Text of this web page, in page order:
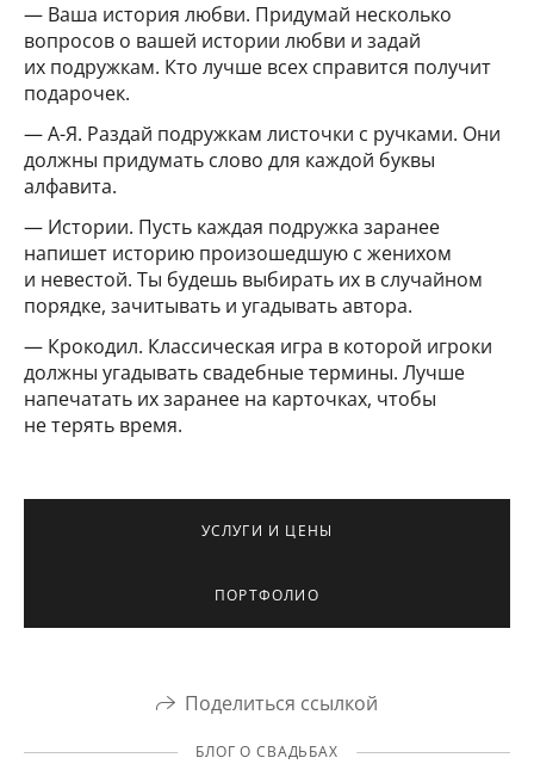
— Ваша история любви. Придумай несколько
вопросов о вашей истории любви и задай
их подружкам. Кто лучше всех справится получит
подарочек.
— А-Я. Раздай подружкам листочки с ручками. Они
должны придумать слово для каждой буквы
алфавита.
— Истории. Пусть каждая подружка заранее
напишет историю произошедшую с женихом
и невестой. Ты будешь выбирать их в случайном
порядке, зачитывать и угадывать автора.
— Крокодил. Классическая игра в которой игроки
должны угадывать свадебные термины. Лучше
напечатать их заранее на карточках, чтобы
не терять время.
УСЛУГИ И ЦЕНЫ
ПОРТФОЛИО
Поделиться ссылкой
БЛОГ О СВАДЬБАХ